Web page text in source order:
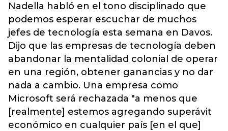
Nadella habló en el tono disciplinado que
podemos esperar escuchar de muchos
jefes de tecnología esta semana en Davos.
Dijo que las empresas de tecnología deben
abandonar la mentalidad colonial de operar
en una región, obtener ganancias y no dar
nada a cambio. Una empresa como
Microsoft será rechazada "a menos que
[realmente] estemos agregando superávit
económico en cualquier país [en el que]